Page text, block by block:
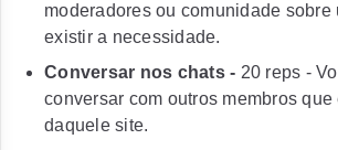
moderadores ou comunidade sobre
existir a necessidade.
Conversar nos chats - 20 reps -
conversar com outros membros
daquele site.